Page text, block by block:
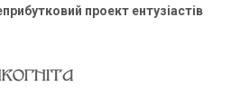
проект ентузіастів